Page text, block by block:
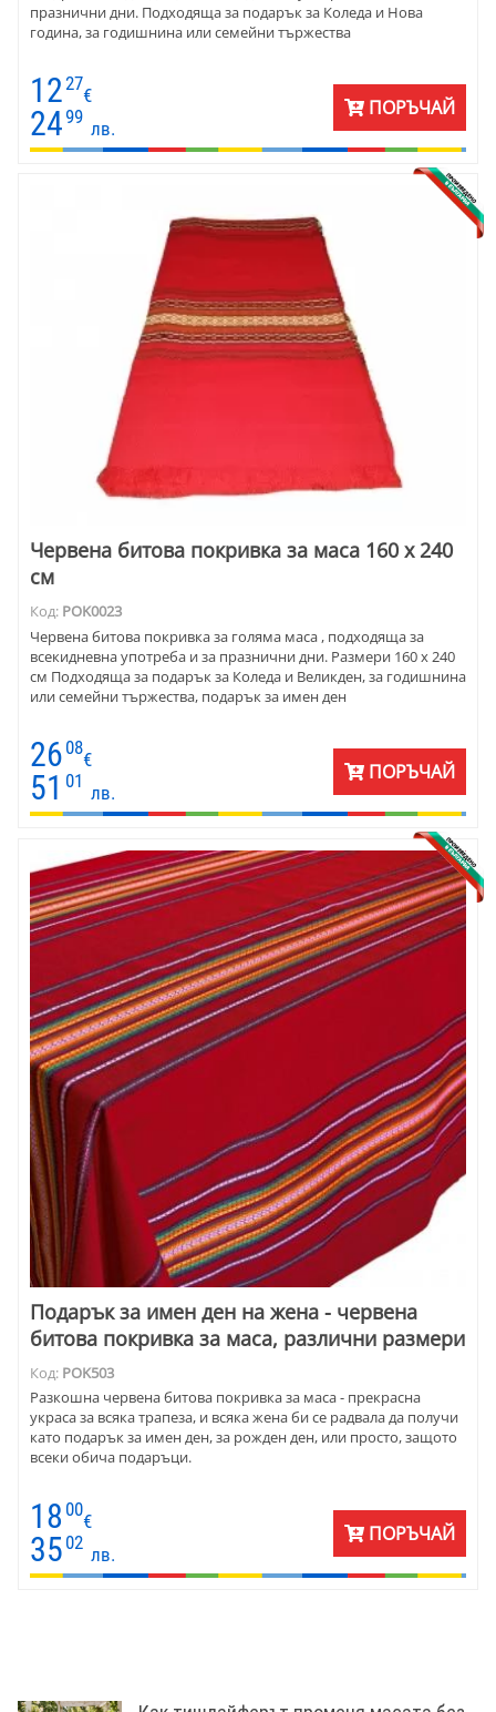
празнични дни. Подходяща за подарък за Коледа и Нова
година, за годишнина или семейни тържества
1227
€
2499
лв.
ПОРЪЧАЙ
Червена битова покривка за маса 160 х 240
см
Код: POK0023
Червена битова покривка за голяма маса , подходяща за
всекидневна употреба и за празнични дни. Размери 160 х 240
см Подходяща за подарък за Коледа и Великден, за годишнина
или семейни тържества, подарък за имен ден
26 08
€
51 01
лв.
ПОРЪЧАЙ
Подарък за имен ден на жена - червена
битовa покривка за маса, различни размери
Код: POK503
Разкошна червена битова покривка за маса - прекрасна
украса за всяка трапеза, и всяка жена би се радвала да получи
като подарък за имен ден, за рожден ден, или просто, защото
всеки обича подаръци.
18 00
€
35 02
лв.
ПОРЪЧАЙ